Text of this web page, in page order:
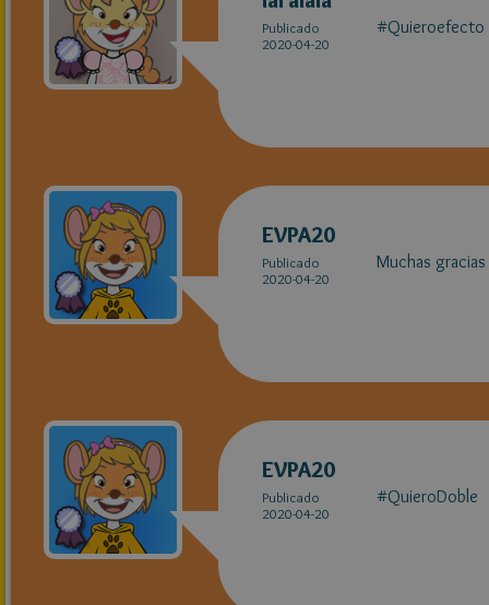
Publicado
2020-04-20
#Quieroefecto
EVPA20
Publicado
2020-04-20
Muchas
EVPA20
Publicado
2020-04-20
#QuieroDoble